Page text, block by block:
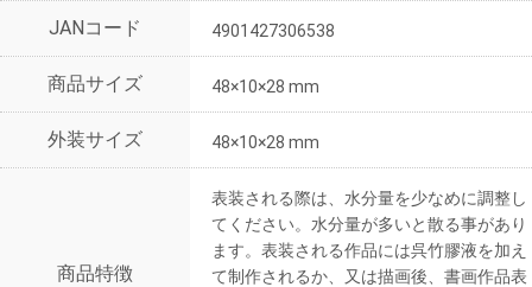
JANコード 4901427306538
商品サイズ 48×10×28 mm
外装サイズ 48×10×28 mm
商品特徴
表装される際は、水分量を少なめに調整し
てください。水分量が多いと散る事があり
ます。表装される作品には呉竹膠液を加え
て制作されるか、又は描画後、書画作品表